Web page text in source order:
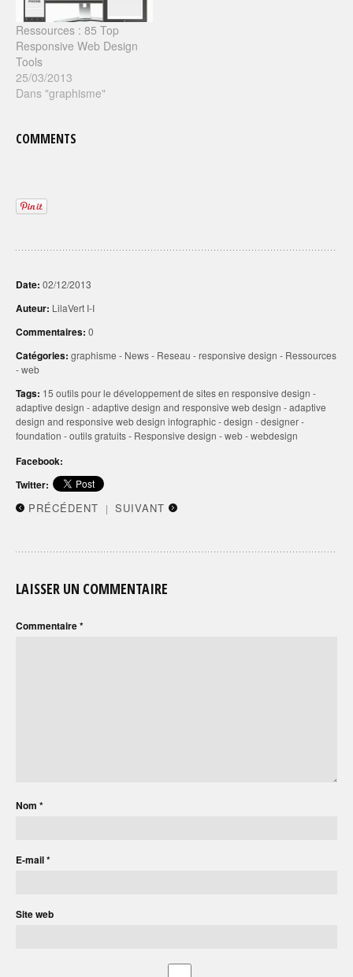
Ressources : 85 Top
Responsive Web Design
Tools
25/03/2013
Dans "graphisme"
COMMENTS
Date: 02/12/2013
Auteur: LilaVert I-I
Commentaires: 0
Catégories: graphisme - News- Reseau -responsive design - Ressources
-web
Tags: 15 outils pour le développement de sites en responsive design -
adaptive design -adaptive design and responsive web design -adaptive
design and responsive web design infographic-design -designer-
foundation -outils gratuits- Responsive design -web-webdesign
Facebook:
Twitter:
PRÉCÉDENT | SUIVANT
LAISSER UN COMMENTAIRE
Commentaire*
Nom *
E-mail*
Site web